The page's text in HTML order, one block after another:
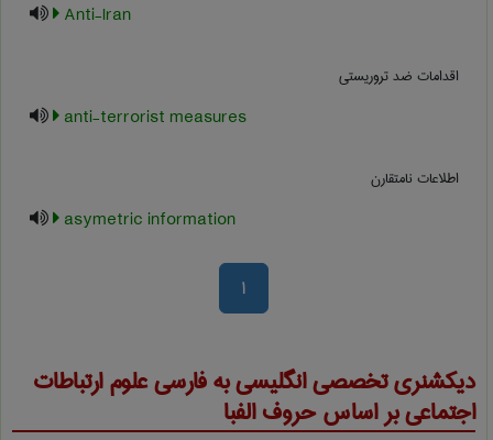
Anti-Iran
اقدامات ضد تروريستي
anti-terrorist measures
اطلاعات نامتقارن
asymetric information
1
دیکشنری تخصصی انگلیسی به فارسیعلوم ارتباطات
اجتماعیبر اساس حروف الفبا